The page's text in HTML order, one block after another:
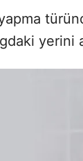
yerini